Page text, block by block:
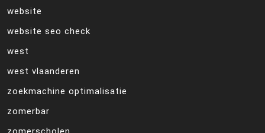
website
website seo check
west
west vlaanderen
zoekmachine optimalisatie
zomerbar